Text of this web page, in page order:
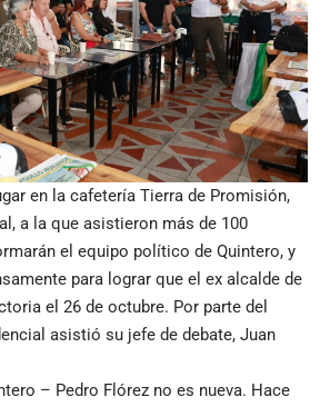
en la cafetería Tierra de Promisión,
a la que asistieron más de 100
el equipo político de Quintero, y
para lograr que el ex alcalde de
el 26 de octubre. Por parte del
asistió su jefe de debate, Juan
– Pedro Flórez no es nueva. Hace